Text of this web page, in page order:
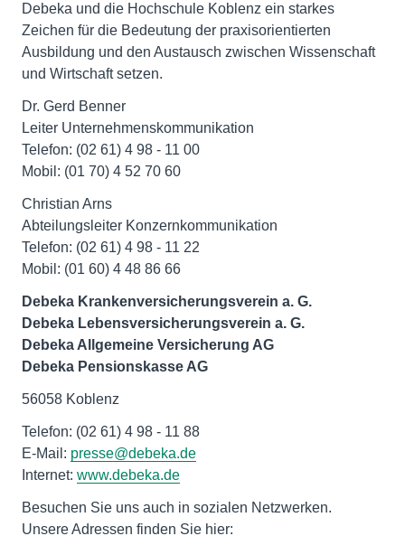
Debeka und die Hochschule Koblenz ein starkes
Zeichen für die Bedeutung der praxisorientierten
Ausbildung und den Austausch zwischen Wissenschaft
und Wirtschaft setzen.
Dr. Gerd Benner
Leiter Unternehmenskommunikation
Telefon: (02 61) 4 98 - 11 00
Mobil: (01 70) 4 52 70 60
Christian Arns
Abteilungsleiter Konzernkommunikation
Telefon: (02 61) 4 98 - 11 22
Mobil: (01 60) 4 48 86 66
Debeka Krankenversicherungsverein a. G.
Debeka Lebensversicherungsverein a. G.
Debeka Allgemeine Versicherung AG
Debeka Pensionskasse AG
56058 Koblenz
Telefon: (02 61) 4 98 - 11 88
E-Mail: presse@debeka.de
Internet: www.debeka.de
Besuchen Sie uns auch in sozialen Netzwerken.
Unsere Adressen finden Sie hier: